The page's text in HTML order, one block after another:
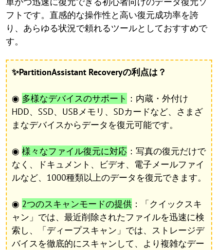
フトです。直感的な操作性と高い復元成功率を誇
り、あらゆる状況で頼れるツールとしておすすめで
す。
✨PartitionAssistant Recoveryの利点は？
◉ 多様なデバイスのサポート ：内蔵・外付け
HDD、SSD、USBメモリ、SDカードなど、さまざ
まなデバイスからデータを復元可能です。
◉ 様々なファイル復元に対応 ：写真の復元だけで
なく、ドキュメント、ビデオ、電子メールファイ
ルなど、1000種類以上のデータを復元できます。
◉ 2つのスキャンモードの提供 ：「クイックスキ
ャン」では、最近削除されたファイルを迅速に検
索し、「ディープスキャン」では、ストレージデ
バイスを徹底的にスキャンして、より複雑なデー